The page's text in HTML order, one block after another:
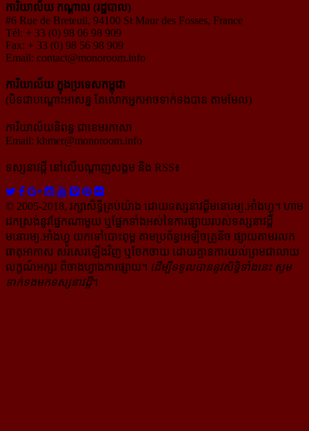
ការិយាល័យ កណ្ដាល (រដ្ឋបាល)
#6 Rue de Breteuil, 94100 St Maur des Fosses, France
Tél: + 33 (0) 98 06 98 909
Fax: + 33 (0) 98 56 98 909
Email: contact@monoroom.info
ការិយាល័យ ក្នុង​ប្រទេស​កម្ពុជា
(បិទជាបណ្ដោះអាសន្ន តែលោកអ្នកអាចទាក់ទងបាន តាមមែល)
ការិយាល័យនិពន្ធ ជាខេមរភាសា
Email: khmer@monoroom.info
ទស្សនាវដ្ដី​ នៅលើបណ្ដាញសង្គម និង RSS៖
© 2005-2018, រក្សាសិទ្ធិគ្រប់យ៉ាង ដោយទស្សនាវដ្ដី​មនោរម្យ.អាំងហ្វូ។ ហាម​
ដក​ស្រង់​នូវ​ផ្នែក​ណា​មួយ​ ឬ​ផ្នែក​ទាំង​អស់​នៃ​ការ​ផ្សាយ​របស់​ទស្សនាវដ្ដី​​
មនោរម្យ.អាំងហ្វូ យក​ទៅ​​បោះពុម្ព តាម​ប្រព័ន្ធ​អេឡិច​ត្រូនិច ផ្សាយ​តាម​រលក​
ធាតុអាកាស សរសេរ​ឡើង​វិញ ឬ​ចែក​ចាយ​ ដោយ​គ្មាន​ការ​យល់ព្រមជា​លាយ​
លក្ខណ៍​អក្សរ​ ពី​ចាងហ្វាង​ការ​ផ្សាយ​។ ដើម្បី​ទទួល​បាននូវសិទ្ធិ​ទាំងនេះ សូម​
ទាក់​ទង​មក​ទស្សនាវដ្ដី។